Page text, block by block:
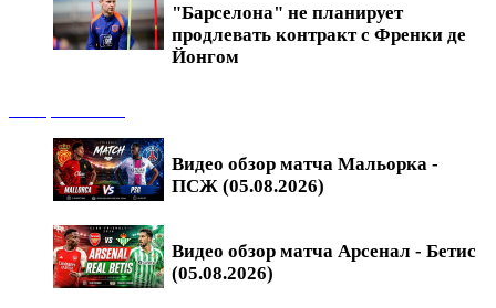
"Барселона" не планирует
продлевать контракт с Френки де
Йонгом
Видео обзор матча Мальорка -
ПСЖ (05.08.2026)
Видео обзор матча Арсенал - Бетис
(05.08.2026)